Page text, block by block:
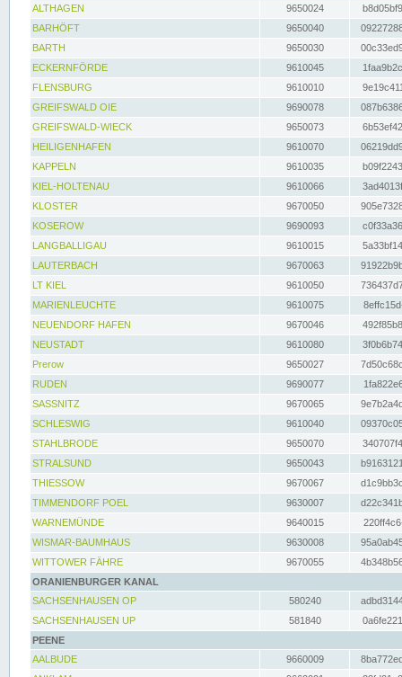
ALTHAGEN
9650024
BARHÖFT
9650040
BARTH
9650030
ECKERNFÖRDE
9610045
FLENSBURG
9610010
GREIFSWALD OIE
9690078
GREIFSWALD-WIECK
9650073
HEILIGENHAFEN
9610070
KAPPELN
9610035
KIEL-HOLTENAU
9610066
KLOSTER
9670050
KOSEROW
9690093
LANGBALLIGAU
9610015
LAUTERBACH
9670063
LT KIEL
9610050
MARIENLEUCHTE
9610075
NEUENDORF HAFEN
9670046
NEUSTADT
9610080
Prerow
9650027
RUDEN
9690077
SASSNITZ
9670065
SCHLESWIG
9610040
STAHLBRODE
9650070
STRALSUND
9650043
THIESSOW
9670067
TIMMENDORF POEL
9630007
WARNEMÜNDE
9640015
WISMAR-BAUMHAUS
9630008
WITTOWER FÄHRE
9670055
ORANIENBURGER KANAL
SACHSENHAUSEN OP
580240
SACHSENHAUSEN UP
581840
PEENE
AALBUDE
9660009